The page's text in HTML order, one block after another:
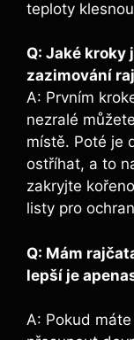
teploty
Q: Jaké kroky
zazimování
A: Prvním
nezralé
místě. Poté je
ostříhat, ⁣a⁤ to​
zakryjte
listy pro
Q: Mám
lepší je
A: Pokud